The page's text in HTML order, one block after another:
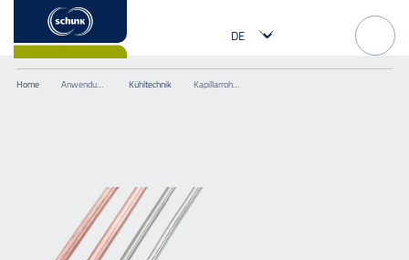
Kapillarrohr für Thermostate
Kühltechnik
Anwendungen
Home